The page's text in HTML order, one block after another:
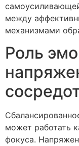
между
механизмами
Роль
может работать
фокуса.